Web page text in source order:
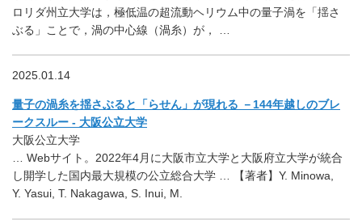
ロリダ州立大学は，極低温の超流動ヘリウム中の量子渦を「揺さ
ぶる」ことで，渦の中心線（渦糸）が， …
2025.01.14
量子の渦糸を揺さぶると「らせん」が現れる －144年越しのブレ
ークスルー - 大阪公立大学
大阪公立大学
… Webサイト。2022年4月に大阪市立大学と大阪府立大学が統合
し開学した国内最大規模の公立総合大学 … 【著者】Y. Minowa,
Y. Yasui, T. Nakagawa, S. Inui, M.